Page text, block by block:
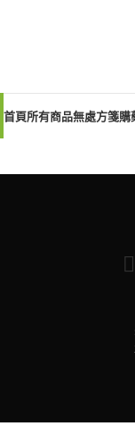
首頁所有商品無處方箋購